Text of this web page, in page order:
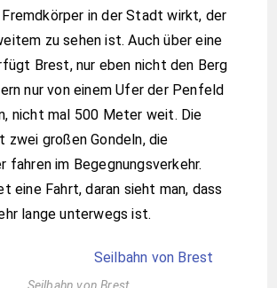
in der Stadt wirkt, der
zu sehen ist. Auch über eine
Brest, nur eben nicht den Berg
nur von einem Ufer der Penfeld
nicht mal 500 Meter weit. Die
zwei großen Gondeln, die
fahren im Begegnungsverkehr.
eine Fahrt, daran sieht man, dass
lange unterwegs ist.